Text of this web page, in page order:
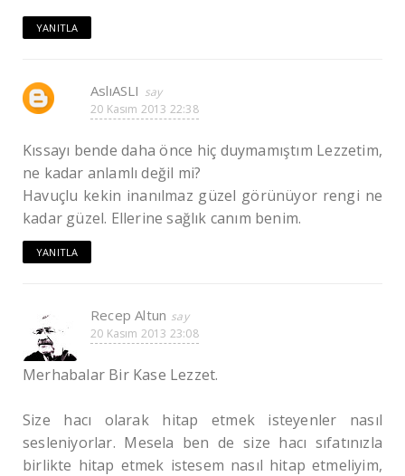
YANITLA
AslıASLI
20 Kasım 2013 22:38
Kıssayı bende daha önce hiç duymamıştım Lezzetim,
ne kadar anlamlı değil mi?
Havuçlu kekin inanılmaz güzel görünüyor rengi ne
kadar güzel. Ellerine sağlık canım benim.
YANITLA
Recep Altun
20 Kasım 2013 23:08
Merhabalar Bir Kase Lezzet.
Size hacı olarak hitap etmek isteyenler nasıl
sesleniyorlar. Mesela ben de size hacı sıfatınızla
birlikte hitap etmek istesem nasıl hitap etmeliyim,